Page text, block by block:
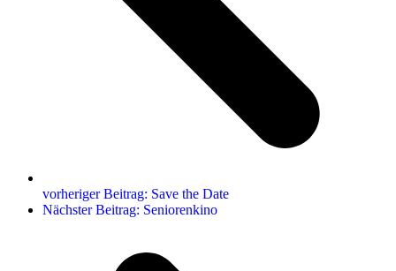
vorheriger Beitrag: Save the Date
Nächster Beitrag: Seniorenkino